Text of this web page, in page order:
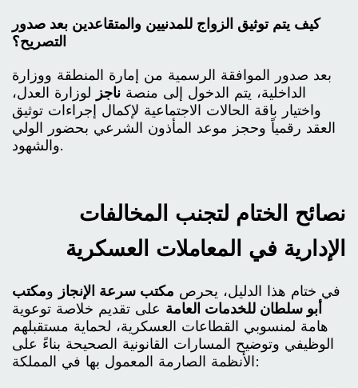
كيف يتم توثيق الزواج للمدنيين والمتقاعدين بعد صدور
التصريح؟
بعد صدور الموافقة الرسمية من إمارة المنطقة ووزارة
الداخلية، يتم الدخول إلى منصة ناجز لوزارة العدل،
واختيار باقة الحالات الاجتماعية لإكمال إجراءات توثيق
العقد رقمياً وحجز موعد المأذون الشرعي بحضور الولي
والشهود.
نصائح الختام لتجنب المخالفات
الإدارية في المعاملات العسكرية
في ختام هذا الدليل، يحرص مكتب سرعة الإنجاز ومكتب
أبو سلطان للخدمات العامة على تقديم خلاصة توعوية
هامة لمنسوبي القطاعات العسكرية، لحماية مستقبلهم
الوظيفي وتوضيح المسارات القانونية الصحيحة بناءً على
الأنظمة الصارمة المعمول بها في المملكة: